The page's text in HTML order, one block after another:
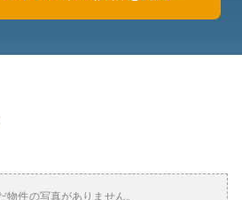
物件の写真がありません。